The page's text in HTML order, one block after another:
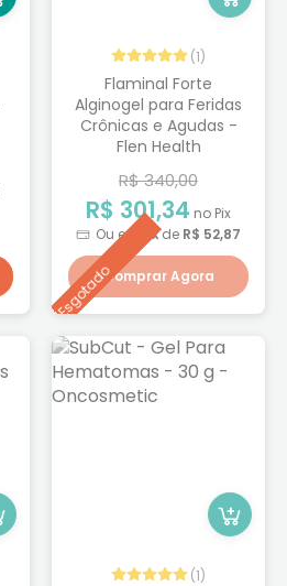
(1)
Flaminal Forte
Alginogel para Feridas
Crônicas e Agudas -
Flen Health
R$ 340,00
R$ 301,34 no Pix
Ou em
6xde R$ 52,87
Comprar Agora
Esgotado
(1)